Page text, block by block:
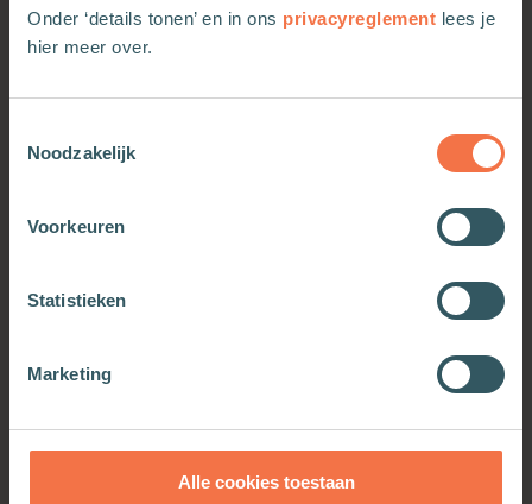
Onder ‘details tonen’ en in ons privacyreglement lees je
hier meer over.
Noodzakelijk
Voorkeuren
Statistieken
Marketing
Alle cookies toestaan
is niet alleen een wonder, maar vooral grote
literatuur.